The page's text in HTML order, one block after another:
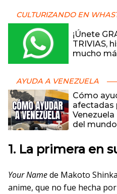
CULTURIZANDO EN
¡Únete
TRIVIAS,
mucho
AYUDA A VENEZUELA
Cómo
afectadas
del
1. La primera en
Your Namede Makoto
anime, que no fue hecha